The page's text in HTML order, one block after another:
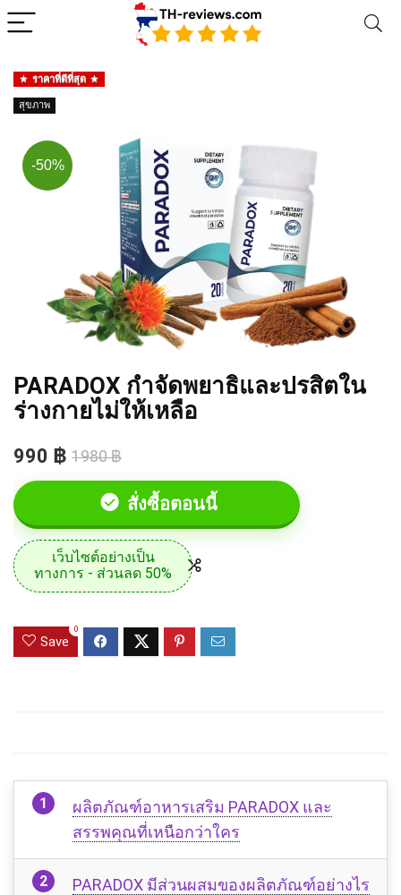
ราคาที่ดีที่สุด
สุขภาพ
-50%
PARADOX กำจัดพยาธิและปรสิตใน
ร่างกายไม่ให้เหลือ
990 ฿ 1980 ฿
สั่งซื้อตอนนี้
เว็บไซต์อย่างเป็น
ทางการ - ส่วนลด 50%
Save
0
ผลิตภัณฑ์อาหารเสริม PARADOX และ
สรรพคุณที่เหนือกว่าใคร
PARADOX มีส่วนผสมของผลิตภัณฑ์อย่างไร